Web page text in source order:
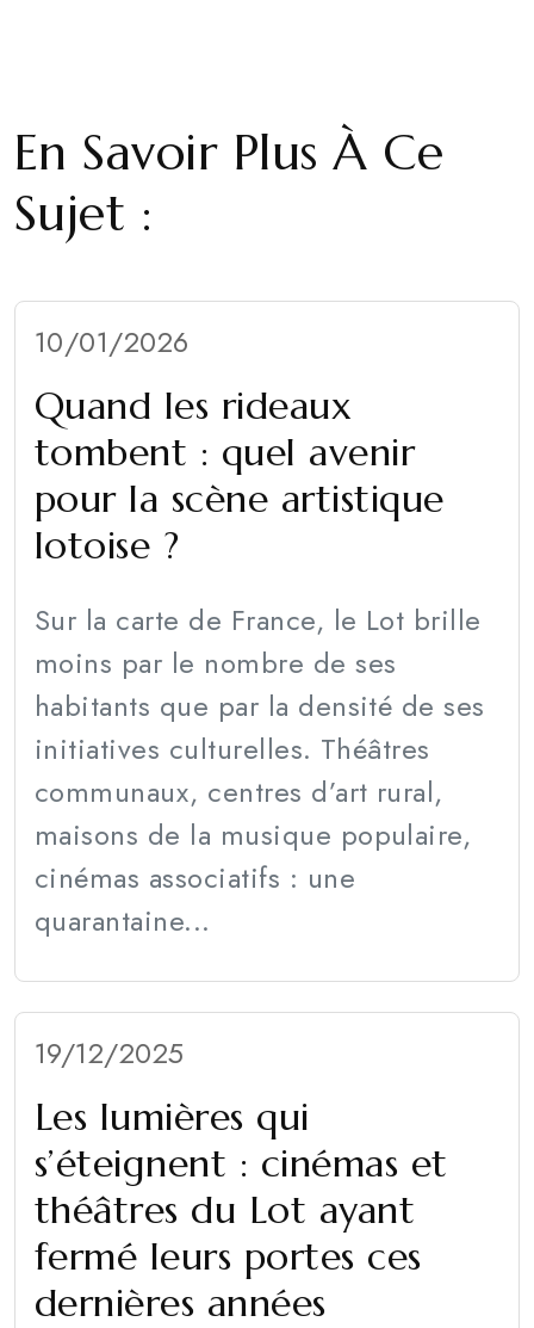
En Savoir Plus À Ce
Sujet :
10/01/2026
Quand les rideaux
tombent : quel avenir
pour la scène artistique
lotoise ?
Sur la carte de France, le Lot brille
moins par le nombre de ses
habitants que par la densité de ses
initiatives culturelles. Théâtres
communaux, centres d’art rural,
maisons de la musique populaire,
cinémas associatifs : une
quarantaine...
19/12/2025
Les lumières qui
s’éteignent : cinémas et
théâtres du Lot ayant
fermé leurs portes ces
dernières années